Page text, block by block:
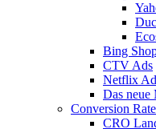
Bing
CTV Ads
Netflix
Das
Conversion
CRO